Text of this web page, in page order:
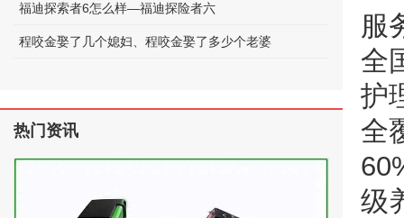
服
全
护
全
级
福迪探索者6怎么样—福迪探险者六
程咬金娶了几个媳妇、程咬金娶了多少个老婆
热门资讯